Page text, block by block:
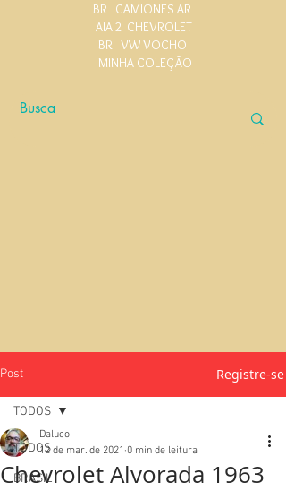
BR CAMIONES AR
AIA 2 CHEVROLET
BR VW VOCHO
MINHA COLEÇÃO
Post Registre-se
TODOS
BRASIL
TODOS
Chevrolet Alvorada 1963
Daluco
12 de mar. de 2021 0 min de leitura